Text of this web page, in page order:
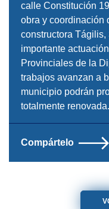
calle Constitución
obra y coordinación
constructora Tágilis,
importante
Provinciales de la
trabajos avanzan a
municipio podrán
totalmente renovada.
Compártelo